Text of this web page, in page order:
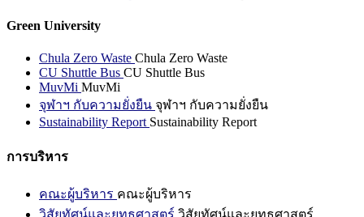
Green University
Chula Zero Waste Chula Zero Waste
CU Shuttle Bus CU Shuttle Bus
MuvMi MuvMi
จุฬาฯ กับความยั่งยืน จุฬาฯ กับความยั่งยืน
Sustainability Report Sustainability Report
การบริหาร
คณะผู้บริหาร คณะผู้บริหาร